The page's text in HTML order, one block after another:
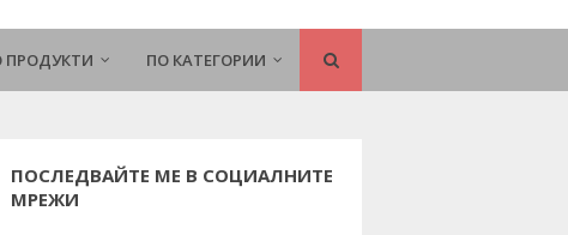
ПРОДУКТИ ПО КАТЕГОРИИ
ПОСЛЕДВАЙТЕ МЕ В СОЦИАЛНИТЕ
МРЕЖИ